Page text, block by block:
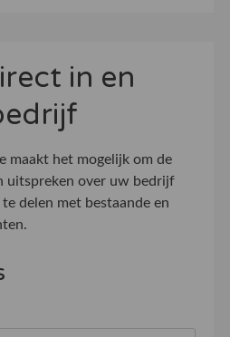
in en
maakt het mogelijk om de
uitspreken over uw bedrijf
delen met bestaande en